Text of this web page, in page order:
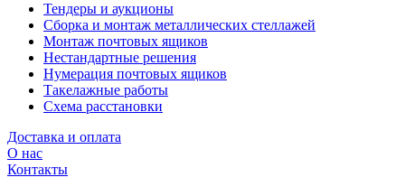
Тендеры и аукционы
Сборка и монтаж металлических стеллажей
Монтаж почтовых ящиков
Нестандартные решения
Нумерация почтовых ящиков
Такелажные работы
Схема расстановки
Доставка и оплата
О нас
Контакты